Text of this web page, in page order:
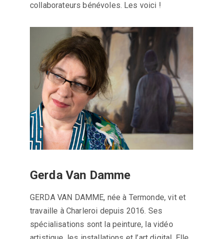
collaborateurs bénévoles. Les voici !
Gerda Van Damme
GERDA VAN DAMME, née à Termonde, vit et
travaille à Charleroi depuis 2016. Ses
spécialisations sont la peinture, la vidéo